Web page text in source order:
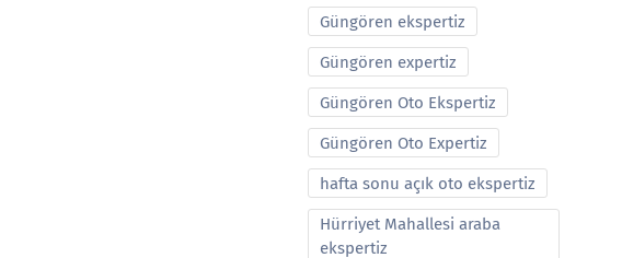
Güngören ekspertiz
Güngören expertiz
Güngören Oto Ekspertiz
Güngören Oto Expertiz
hafta sonu açık oto ekspertiz
Hürriyet Mahallesi araba
ekspertiz